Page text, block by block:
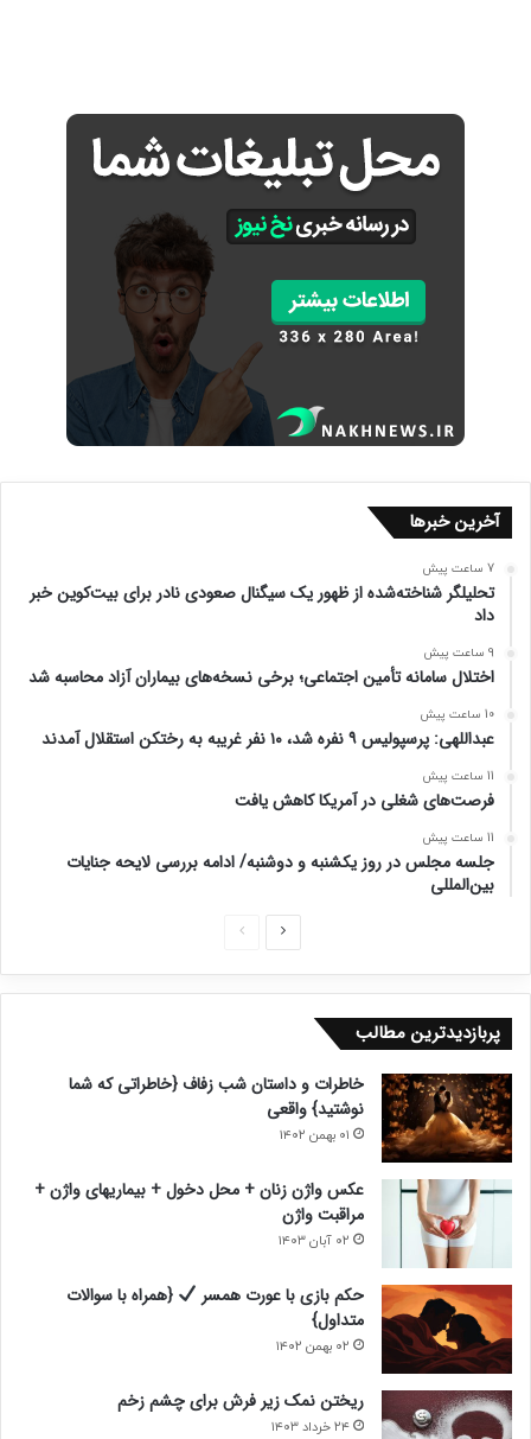
آخرین خبرها
7 ساعت پیش
تحلیلگر شناخته‌شده از ظهور یک سیگنال صعودی نادر برای بیت‌کوین خبر
داد
9 ساعت پیش
اختلال سامانه تأمین اجتماعی؛ برخی نسخه‌های بیماران آزاد محاسبه شد
10 ساعت پیش
عبداللهی: پرسپولیس ۹ نفره شد، ۱۰ نفر غریبه به رختکن استقلال آمدند
11 ساعت پیش
فرصت‌های شغلی در آمریکا کاهش یافت
11 ساعت پیش
جلسه مجلس در روز یکشنبه و دوشنبه/ ادامه بررسی لایحه جنایات
بین‌المللی
ح
ح
د
پربازدیدترین مطالب
خاطرات و داستان شب زفاف {خاطراتی که شما
نوشتید} واقعی
۰۱ بهمن ۱۴۰۲
عکس واژن زنان + محل دخول + بیماریهای واژن +
مراقبت واژن
۰۲ آبان ۱۴۰۳
حکم بازی با عورت همسر
{همراه با سوالات
متداول}
۰۲ بهمن ۱۴۰۲
ریختن نمک زیر فرش برای چشم زخم
۲۴ خرداد ۱۴۰۳